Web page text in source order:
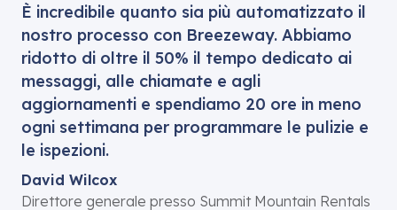
È incredibile quanto sia più automatizzato il
nostro processo con Breezeway. Abbiamo
ridotto di oltre il 50% il tempo dedicato ai
messaggi, alle chiamate e agli
aggiornamenti e spendiamo 20 ore in meno
ogni settimana per programmare le pulizie e
le ispezioni.
David Wilcox
Direttore generale presso Summit Mountain Rentals